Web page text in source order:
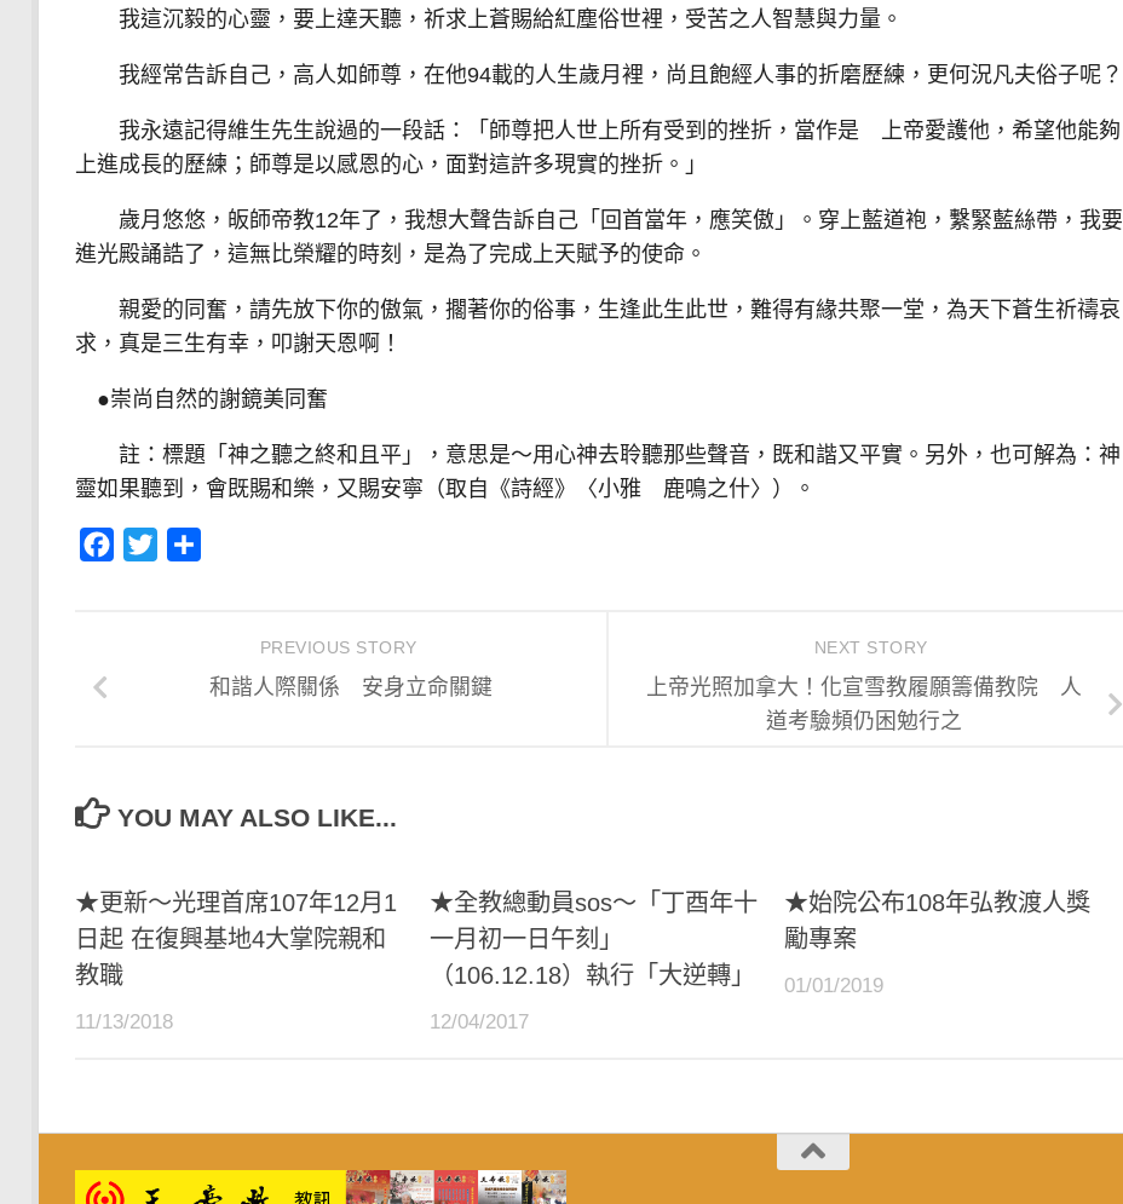
我這沉毅的心靈，要上達天聽，祈求上蒼賜給紅塵俗世裡，受苦之人智慧與力量。
我經常告訴自己，高人如師尊，在他94載的人生歲月裡，尚且飽經人事的折磨歷練，更何況凡夫俗子呢？
我永遠記得維生先生說過的一段話：「師尊把人世上所有受到的挫折，當作是 上帝愛護他，希望他能夠
上進成長的歷練；師尊是以感恩的心，面對這許多現實的挫折。」
歲月悠悠，皈師帝教12年了，我想大聲告訴自己「回首當年，應笑傲」。穿上藍道袍，繫緊藍絲帶，我要
進光殿誦誥了，這無比榮耀的時刻，是為了完成上天賦予的使命。
親愛的同奮，請先放下你的傲氣，擱著你的俗事，生逢此生此世，難得有緣共聚一堂，為天下蒼生祈禱哀
求，真是三生有幸，叩謝天恩啊！
●崇尚自然的謝鏡美同奮
註：標題「神之聽之終和且平」，意思是～用心神去聆聽那些聲音，既和諧又平實。另外，也可解為：神
靈如果聽到，會既賜和樂，又賜安寧（取自《詩經》〈小雅 鹿鳴之什〉）。
Facebook
Twitter
NEXT STORY
上帝光照加拿大！化宣雪教履願籌備教院 人
道考驗頻仍困勉行之
PREVIOUS STORY
和諧人際關係 安身立命關鍵
YOU MAY ALSO LIKE...
★更新～光理首席107年12月1
日起 在復興基地4大掌院親和
教職
11/13/2018
★全教總動員sos～「丁酉年十
一月初一日午刻」
（106.12.18）執行「大逆轉」
12/04/2017
★始院公布108年弘教渡人獎
勵專案
01/01/2019